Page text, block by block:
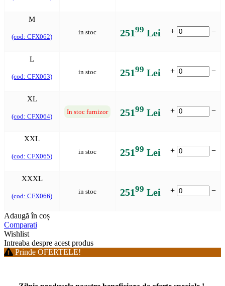
M
(cod: CFX062)
in stoc 25199 Lei + −
L
(cod: CFX063)
in stoc 25199 Lei + −
XL
(cod: CFX064)
In stoc furnizor 25199 Lei + −
XXL
(cod: CFX065)
in stoc 25199 Lei + −
XXXL
(cod: CFX066)
in stoc 25199 Lei + −
Adaugă în coș
Comparati
Wishlist
Intreaba despre acest produs
Prinde OFERTELE!